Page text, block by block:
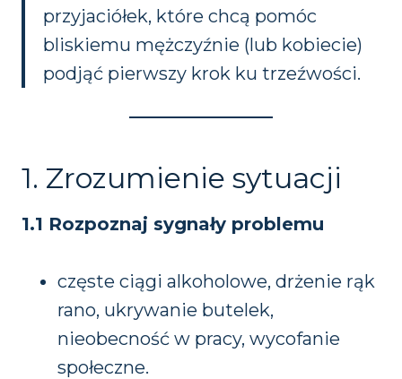
przyjaciółek, które chcą pomóc
bliskiemu mężczyźnie (lub kobiecie)
podjąć pierwszy krok ku trzeźwości.
1. Zrozumienie sytuacji
1.1 Rozpoznaj sygnały problemu
częste ciągi alkoholowe, drżenie rąk
rano, ukrywanie butelek,
nieobecność w pracy, wycofanie
społeczne.
nie są
opcjonalne. Są
one potrzebne
do
strony
internetowej.